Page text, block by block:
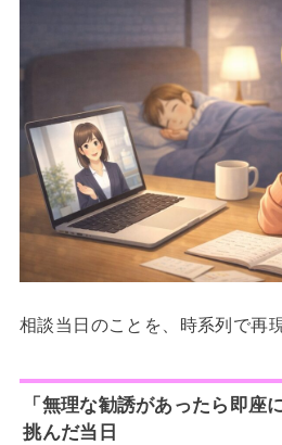
相談当日のことを、時系列で再
「無理な勧誘があったら即座
挑んだ当日